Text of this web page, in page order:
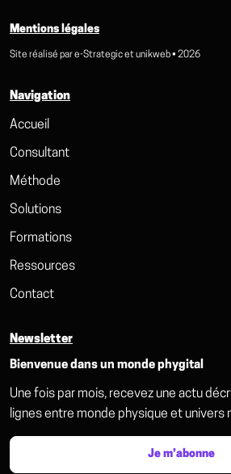
Mentions légales
Site réalisé pare-Strategicet unikweb• 2026
Navigation
Accueil
Consultant
Méthode
Solutions
Formations
Ressources
Contact
Newsletter
Bienvenue dans un monde phygital
Une fois par mois, recevez une actu
lignes entre monde physique et univers
Je m’abonne